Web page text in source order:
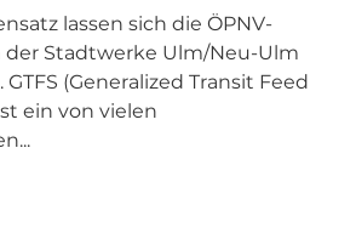
lassen sich die ÖPNV-
der Stadtwerke Ulm/Neu-Ulm
GTFS (Generalized Transit Feed
ein von vielen